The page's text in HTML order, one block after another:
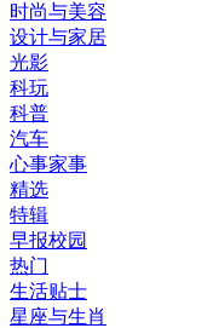
时尚与美容
设计与家居
光影
科玩
科普
汽车
心事家事
精选
特辑
早报校园
热门
生活贴士
星座与生肖